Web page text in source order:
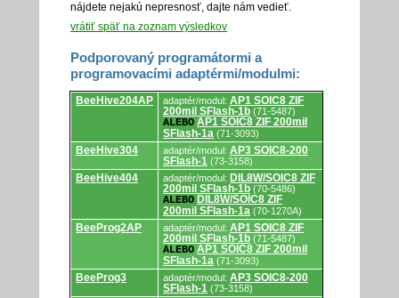
nájdete nejakú nepresnosť, dajte nám vedieť.
vrátiť späť na zoznam výsledkov
Podporovaný programátormi a
programovacími adaptérmi/modulmi:
Podporovaný
programátormi
adaptérmi/modulmi.
BeeHive204AP adaptér/modul: AP1 SOIC8 ZIF
200mil SFlash-1b (71-5487)
ALEBO AP1 SOIC8 ZIF 200mil
SFlash-1a (71-3093)
BeeHive304 adaptér/modul: AP3 SOIC8-200
SFlash-1 (73-3158)
BeeHive404 adaptér/modul: DIL8W/SOIC8 ZIF
200mil SFlash-1b (70-5486)
ALEBO DIL8W/SOIC8 ZIF
200mil SFlash-1a (70-1270A)
BeeProg2AP adaptér/modul: AP1 SOIC8 ZIF
200mil SFlash-1b (71-5487)
ALEBO AP1 SOIC8 ZIF 200mil
SFlash-1a (71-3093)
BeeProg3 adaptér/modul: AP3 SOIC8-200
SFlash-1 (73-3158)